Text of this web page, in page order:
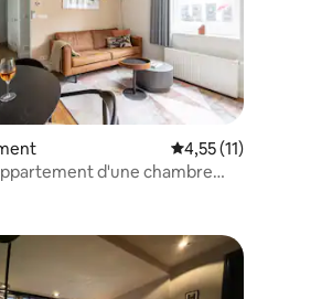
la base de 248 commentaires : 4,6 sur 5
Évaluation moyenne
4,55 (11)
d'une chambre